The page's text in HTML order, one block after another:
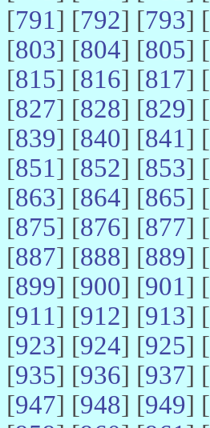
[791] [792] [793] [
[803] [804] [805] [
[815] [816] [817] [
[827] [828] [829] [
[839] [840] [841] [
[851] [852] [853] [
[863] [864] [865] [
[875] [876] [877] [
[887] [888] [889] [
[899] [900] [901] [
[911] [912] [913] [
[923] [924] [925] [
[935] [936] [937] [
[947] [948] [949] [